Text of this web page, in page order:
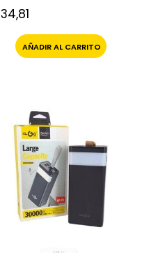
34,81
AÑADIR AL CARRITO